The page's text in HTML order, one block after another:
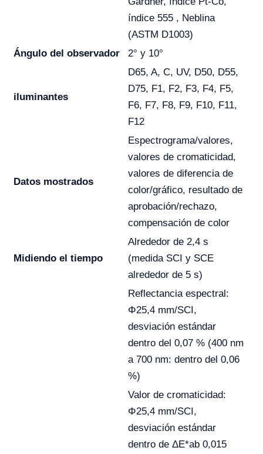
índice 555 , Neblina
(ASTM D1003)
Ángulo del observador
2° y 10°
iluminantes
D65, A, C, UV, D50, D55,
D75, F1, F2, F3, F4, F5,
F6, F7, F8, F9, F10, F11,
F12
Datos mostrados
Espectrograma/valores,
valores de cromaticidad,
valores de diferencia de
color/gráfico, resultado de
aprobación/rechazo,
compensación de color
Midiendo el tiempo
Alrededor de 2,4 s
(medida SCI y SCE
alrededor de 5 s)
Reflectancia espectral:
Φ25,4 mm/SCI,
desviación estándar
dentro del 0,07 % (400 nm
a 700 nm: dentro del 0,06
%)
Valor de cromaticidad:
Φ25,4 mm/SCI,
desviación estándar
dentro de ΔE*ab 0,015